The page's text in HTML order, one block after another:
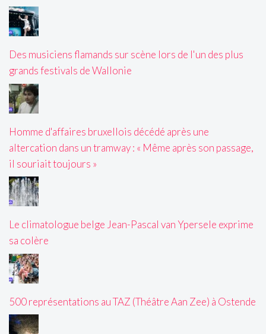
Des musiciens flamands sur scène lors de l'un des plus
grands festivals de Wallonie
Homme d'affaires bruxellois décédé après une
altercation dans un tramway : « Même après son passage,
il souriait toujours »
Le climatologue belge Jean-Pascal van Ypersele exprime
sa colère
500 représentations au TAZ (Théâtre Aan Zee) à Ostende